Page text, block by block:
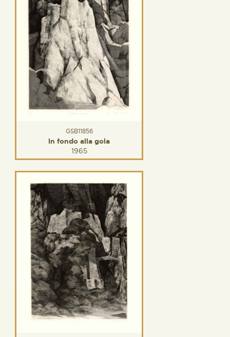
GSB11856
In fondo alla gola
1965